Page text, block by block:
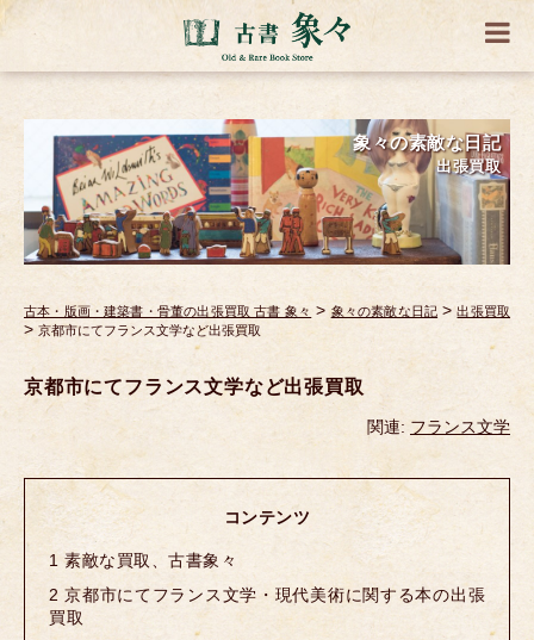
象々の素敵な日記
出張買取
古本・版画・建築書・骨董の出張買取 古書 象々 > 象々の素敵な日記 >出張買取
> 京都市にてフランス文学など出張買取
京都市にてフランス文学など出張買取
関連: フランス文学
コンテンツ
1 素敵な買取、古書象々
2 京都市にてフランス文学・現代美術に関する本の出張
買取